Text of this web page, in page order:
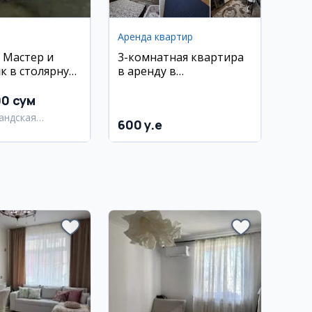
Мастер и
в столярную
сум
район
Аренда квартир
3-комнатная квартира
в аренду в
600 y.e